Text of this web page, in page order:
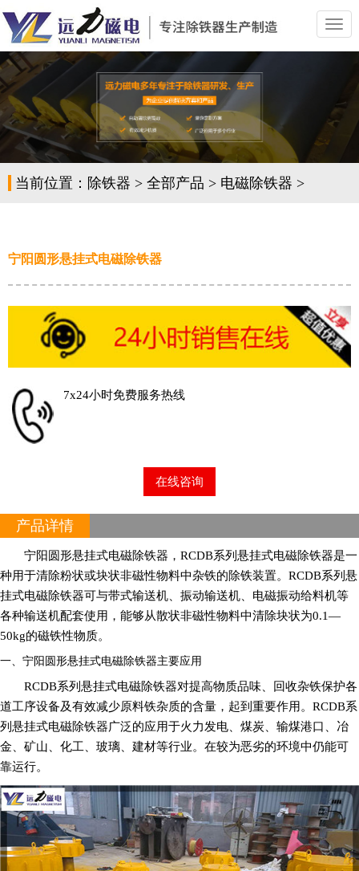
切
换
导
当前位置： 除铁器 > 全部产品 > 电磁除铁器 >
宁阳圆形悬挂式电磁除铁器
7x24小时免费服务热线
在线咨询
产品详情
宁阳圆形悬挂式电磁除铁器，RCDB系列 悬挂式电磁除铁器是一
种用于清除粉状或块状非磁性物料中杂铁的除铁装置。RCDB系列悬
挂式电磁除铁器可与带式输送机、振动输送机、电磁振动给料机等
各种输送机配套使用，能够从散状非磁性物料中清除块状为0.1—
50kg的磁铁性物质。
一、宁阳圆形悬挂式电磁除铁器主要应用
RCDB系列悬挂式电磁除铁器对提高物质品味、回收杂铁保护各
道工序设备及有效减少原料铁杂质的含量，起到重要作用。RCDB系
列悬挂式电磁除铁器广泛的应用于火力发电、煤炭、输煤港口、冶
金、矿山、化工、玻璃、建材等行业。在较为恶劣的环境中仍能可
靠运行。